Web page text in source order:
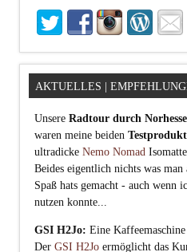
AKTUELLES |
Unsere Radtour durch
waren meine beiden
ultradicke Nemo Nomad
Beides eigentlich nichts was
Spaß hats gemacht - auch wenn
nutzen konnte...
GSI H2Jo: Eine
Der GSI H2Jo ermöglicht das